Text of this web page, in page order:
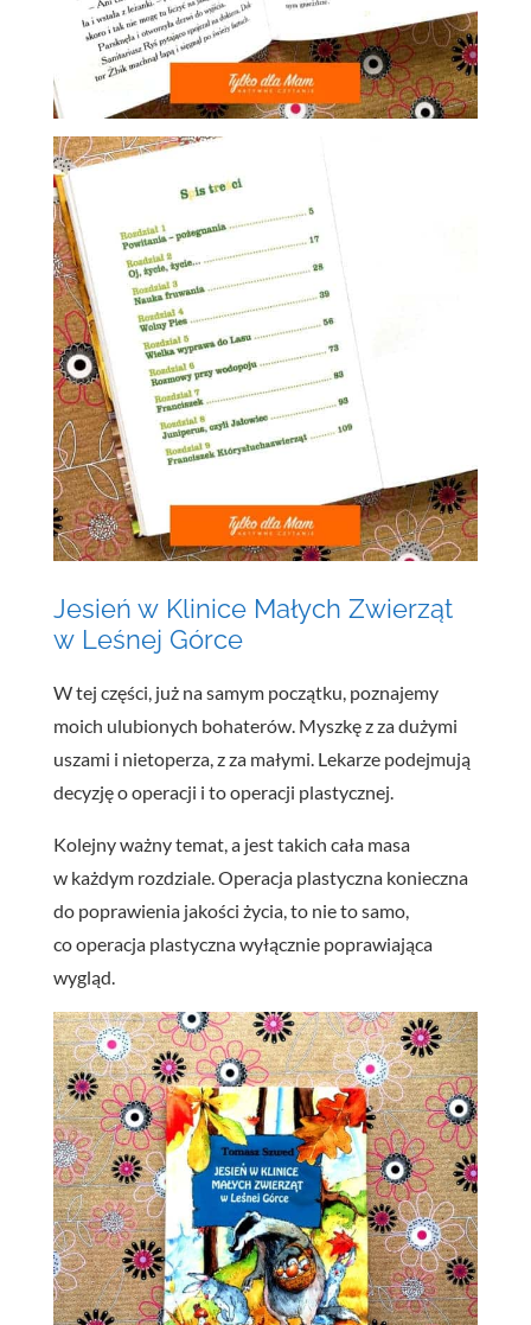
Jesień w Klinice Małych Zwierząt
w Leśnej Górce
W tej części, już na samym początku, poznajemy
moich ulubionych bohaterów. Myszkę z za dużymi
uszami i nietoperza, z za małymi. Lekarze podejmują
decyzję o operacji i to operacji plastycznej.
Kolejny ważny temat, a jest takich cała masa
w każdym rozdziale. Operacja plastyczna konieczna
do poprawienia jakości życia, to nie to samo,
co operacja plastyczna wyłącznie poprawiająca
wygląd.